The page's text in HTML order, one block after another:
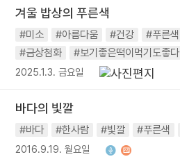
#독서
#건강 #면역력
겨울 밥상의 푸른색
#미소 #아름다움 #건강 #푸른색
#금상첨화
#보기좋은떡이먹기도좋다
2025.1.3. 금요일
바다의 빛깔
#바다 #한사람 #빛깔 #푸른색
2016.9.19. 월요일